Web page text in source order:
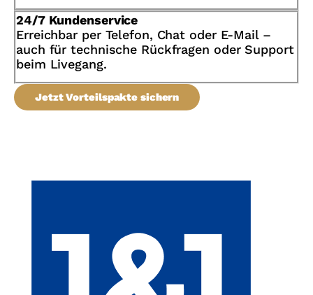
24/7 Kundenservice
Erreichbar per Telefon, Chat oder E-Mail –
auch für technische Rückfragen oder Support
beim Livegang.
Jetzt Vorteilspakte sichern